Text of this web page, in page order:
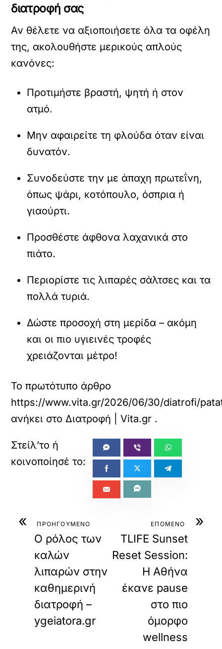
διατροφή σας
Αν θέλετε να αξιοποιήσετε όλα τα οφέλη
της, ακολουθήστε μερικούς απλούς
κανόνες:
Προτιμήστε βραστή, ψητή ή στον
ατμό.
Μην αφαιρείτε τη φλούδα όταν είναι
δυνατόν.
Συνοδεύστε την με άπαχη πρωτεΐνη,
όπως ψάρι, κοτόπουλο, όσπρια ή
γιαούρτι.
Προσθέστε άφθονα λαχανικά στο
πιάτο.
Περιορίστε τις λιπαρές σάλτσες και τα
πολλά τυριά.
Δώστε προσοχή στη μερίδα – ακόμη
και οι πιο υγιεινές τροφές
χρειάζονται μέτρο!
Το πρωτότυπο άρθρο
https://www.vita.gr/2026/06/30/diatrofi/
ανήκει στο Διατροφή | Vita.gr .
« ΠΡΟΗΓΟΥΜΕΝΟ
Ο ρόλος των
καλών
λιπαρών στην
καθημερινή
διατροφή –
ygeiatora.gr
»
ΕΠΟΜΕΝΟ
TLIFE Sunset
Reset Session:
Η Αθήνα
έκανε pause
στο πιο
όμορφο
wellness